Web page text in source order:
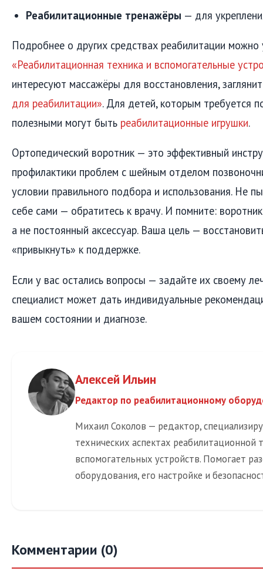
Реабилитационные тренажёры — для
Подробнее о других средствах реабилитации можно
«Реабилитационная техника и вспомогательные
интересуют массажёры для восстановления,
для реабилитации». Для детей, которым требуется
полезными могут быть реабилитационные игрушки.
Ортопедический воротник — это эффективный
профилактики проблем с шейным отделом
условии правильного подбора и использования. Не
себе сами — обратитесь к врачу. И помните:
а не постоянный аксессуар. Ваша цель —
«привыкнуть» к поддержке.
Если у вас остались вопросы — задайте их своему
специалист может дать индивидуальные
вашем состоянии и диагнозе.
Алексей Ильин
Редактор по реабилитационному
Михаил Соколов — редактор,
технических аспектах реабилитационной
вспомогательных устройств. Помогает
оборудования, его настройке и
Комментарии (0)